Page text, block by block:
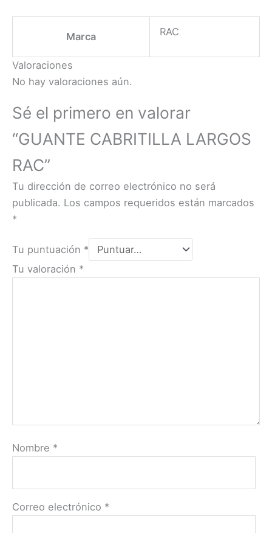
Marca RAC
Valoraciones
No hay valoraciones aún.
Sé el primero en valorar
“GUANTE CABRITILLA LARGOS
RAC”
Tu dirección de correo electrónico no será
publicada. Los campos requeridos están marcados
*
Tu puntuación *
Tu valoración *
Nombre *
Correo electrónico *